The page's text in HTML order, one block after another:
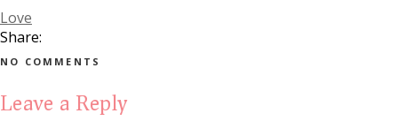
Love
Share:
NO COMMENTS
Leave a Reply